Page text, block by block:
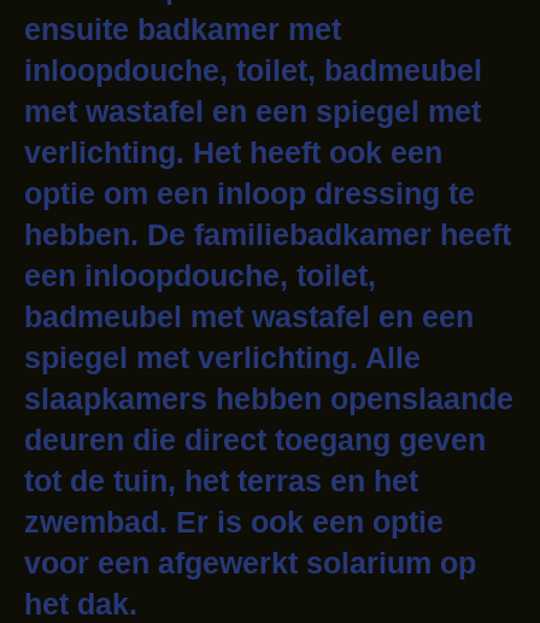
ensuite badkamer met
inloopdouche, toilet, badmeubel
met wastafel en een spiegel met
verlichting. Het heeft ook een
optie om een inloop dressing te
hebben. De familiebadkamer heeft
een inloopdouche, toilet,
badmeubel met wastafel en een
spiegel met verlichting. Alle
slaapkamers hebben openslaande
deuren die direct toegang geven
tot de tuin, het terras en het
zwembad. Er is ook een optie
voor een afgewerkt solarium op
het dak.